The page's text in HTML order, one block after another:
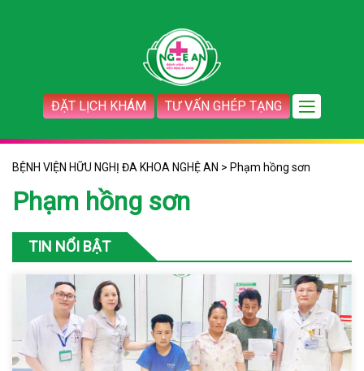
ĐẶT LỊCH KHÁM TƯ VẤN GHÉP TẠNG
BỆNH VIỆN HỮU NGHỊ ĐA KHOA NGHỆ AN > Phạm hồng sơn
Phạm hồng sơn
TIN NỔI BẬT